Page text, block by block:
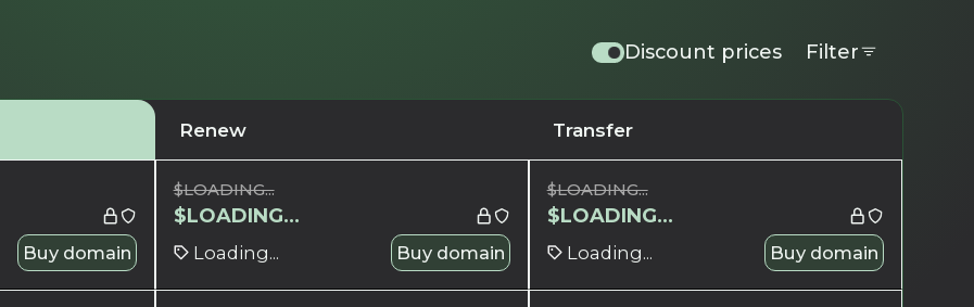
Discount prices Filter
Renew Transfer
Buy domain
$LOADING...
$LOADING...
Loading... Buy domain
$LOADING...
$LOADING...
Loading... Buy domain